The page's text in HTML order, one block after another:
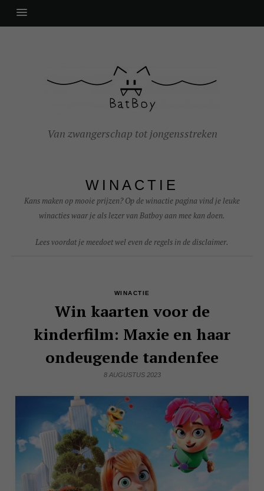
Van zwangerschap tot jongensstreken
WINACTIE
Kans maken op mooie prijzen? Op de winactie pagina vind je leuke
winacties waar je als lezer van Batboy aan mee kan doen.
Lees voordat je meedoet wel even de regels in de disclaimer.
WINACTIE
Win kaarten voor de
kinderfilm: Maxie en haar
ondeugende tandenfee
8 AUGUSTUS 2023